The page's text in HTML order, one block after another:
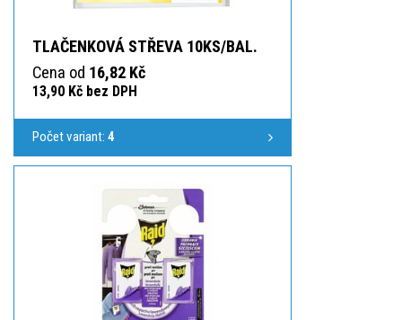
TLAČENKOVÁ STŘEVA 10KS/BAL.
Cena od 16,82 Kč
13,90 Kč bez DPH
Počet variant: 4